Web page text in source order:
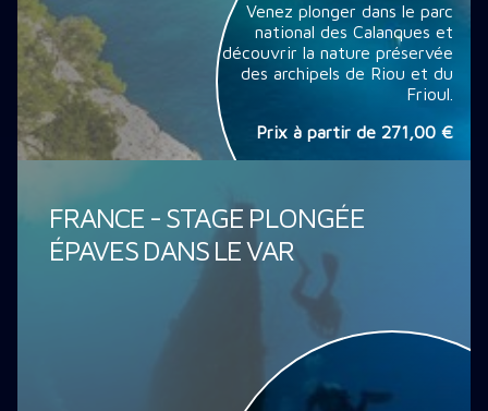
Venez plonger dans le parc
national des Calanques et
découvrir la nature préservée
des archipels de Riou et du
Frioul.
Prix à partir de 271,00 €
FRANCE - STAGE PLONGÉE
ÉPAVES DANS LE VAR